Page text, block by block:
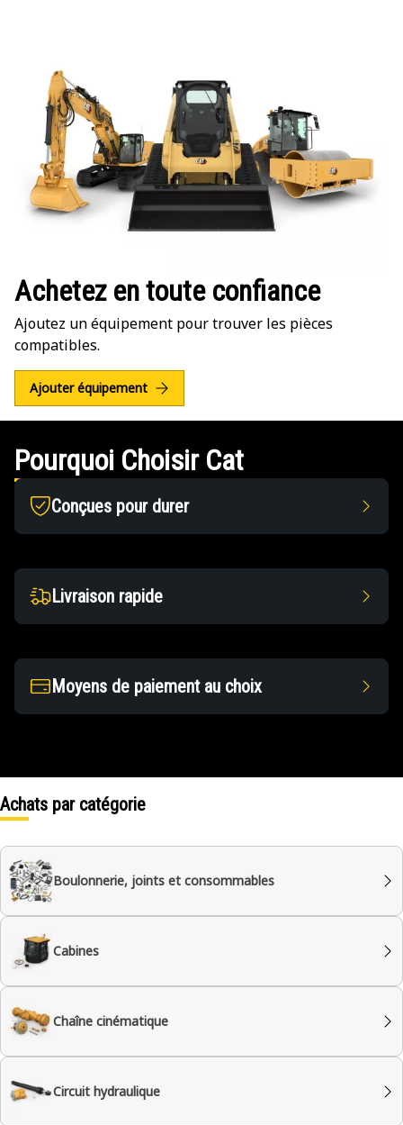
Achetez en toute confiance
Ajoutez un équipement pour trouver les pièces
compatibles.
Ajouter équipement
Pourquoi Choisir Cat
Conçues pour durer
Livraison rapide
Moyens de paiement au choix
Achats par catégorie
Boulonnerie, joints et consommables
Cabines
Chaîne cinématique
Circuit hydraulique